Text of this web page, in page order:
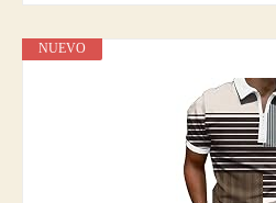
NUEVO